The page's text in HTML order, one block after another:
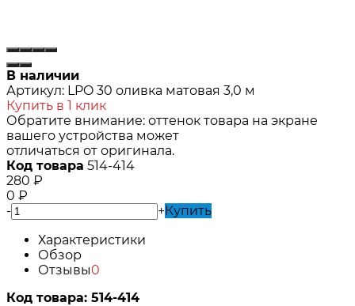
В наличии
Артикул: LPO 30 оливка матовая 3,0 м
Купить в 1 клик
Обратите внимание: оттенок товара на экране
вашего устройства может
отличаться от оригинала.
Код товара 514-414
280 ₽
0 ₽
-
+Купить
Характеристики
Обзор
Отзывы0
Код товара: 514-414